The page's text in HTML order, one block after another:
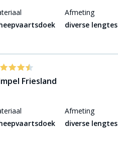
Afmeting
diverse lengtes
Friesland
Afmeting
diverse lengtes